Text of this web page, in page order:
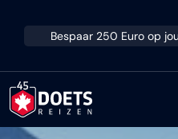
Bespaar 250 Euro op